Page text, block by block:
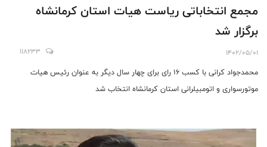
مجمع انتخاباتی ریاست هیات استان کرمانشاه
برگزار شد
1402/05/01
118233
محمدجواد کرانی با کسب ۱۶ رای برای چهار سال دیگر به عنوان رئیس هیات
موتورسواری و اتومبیلرانی استان کرمانشاه انتخاب شد